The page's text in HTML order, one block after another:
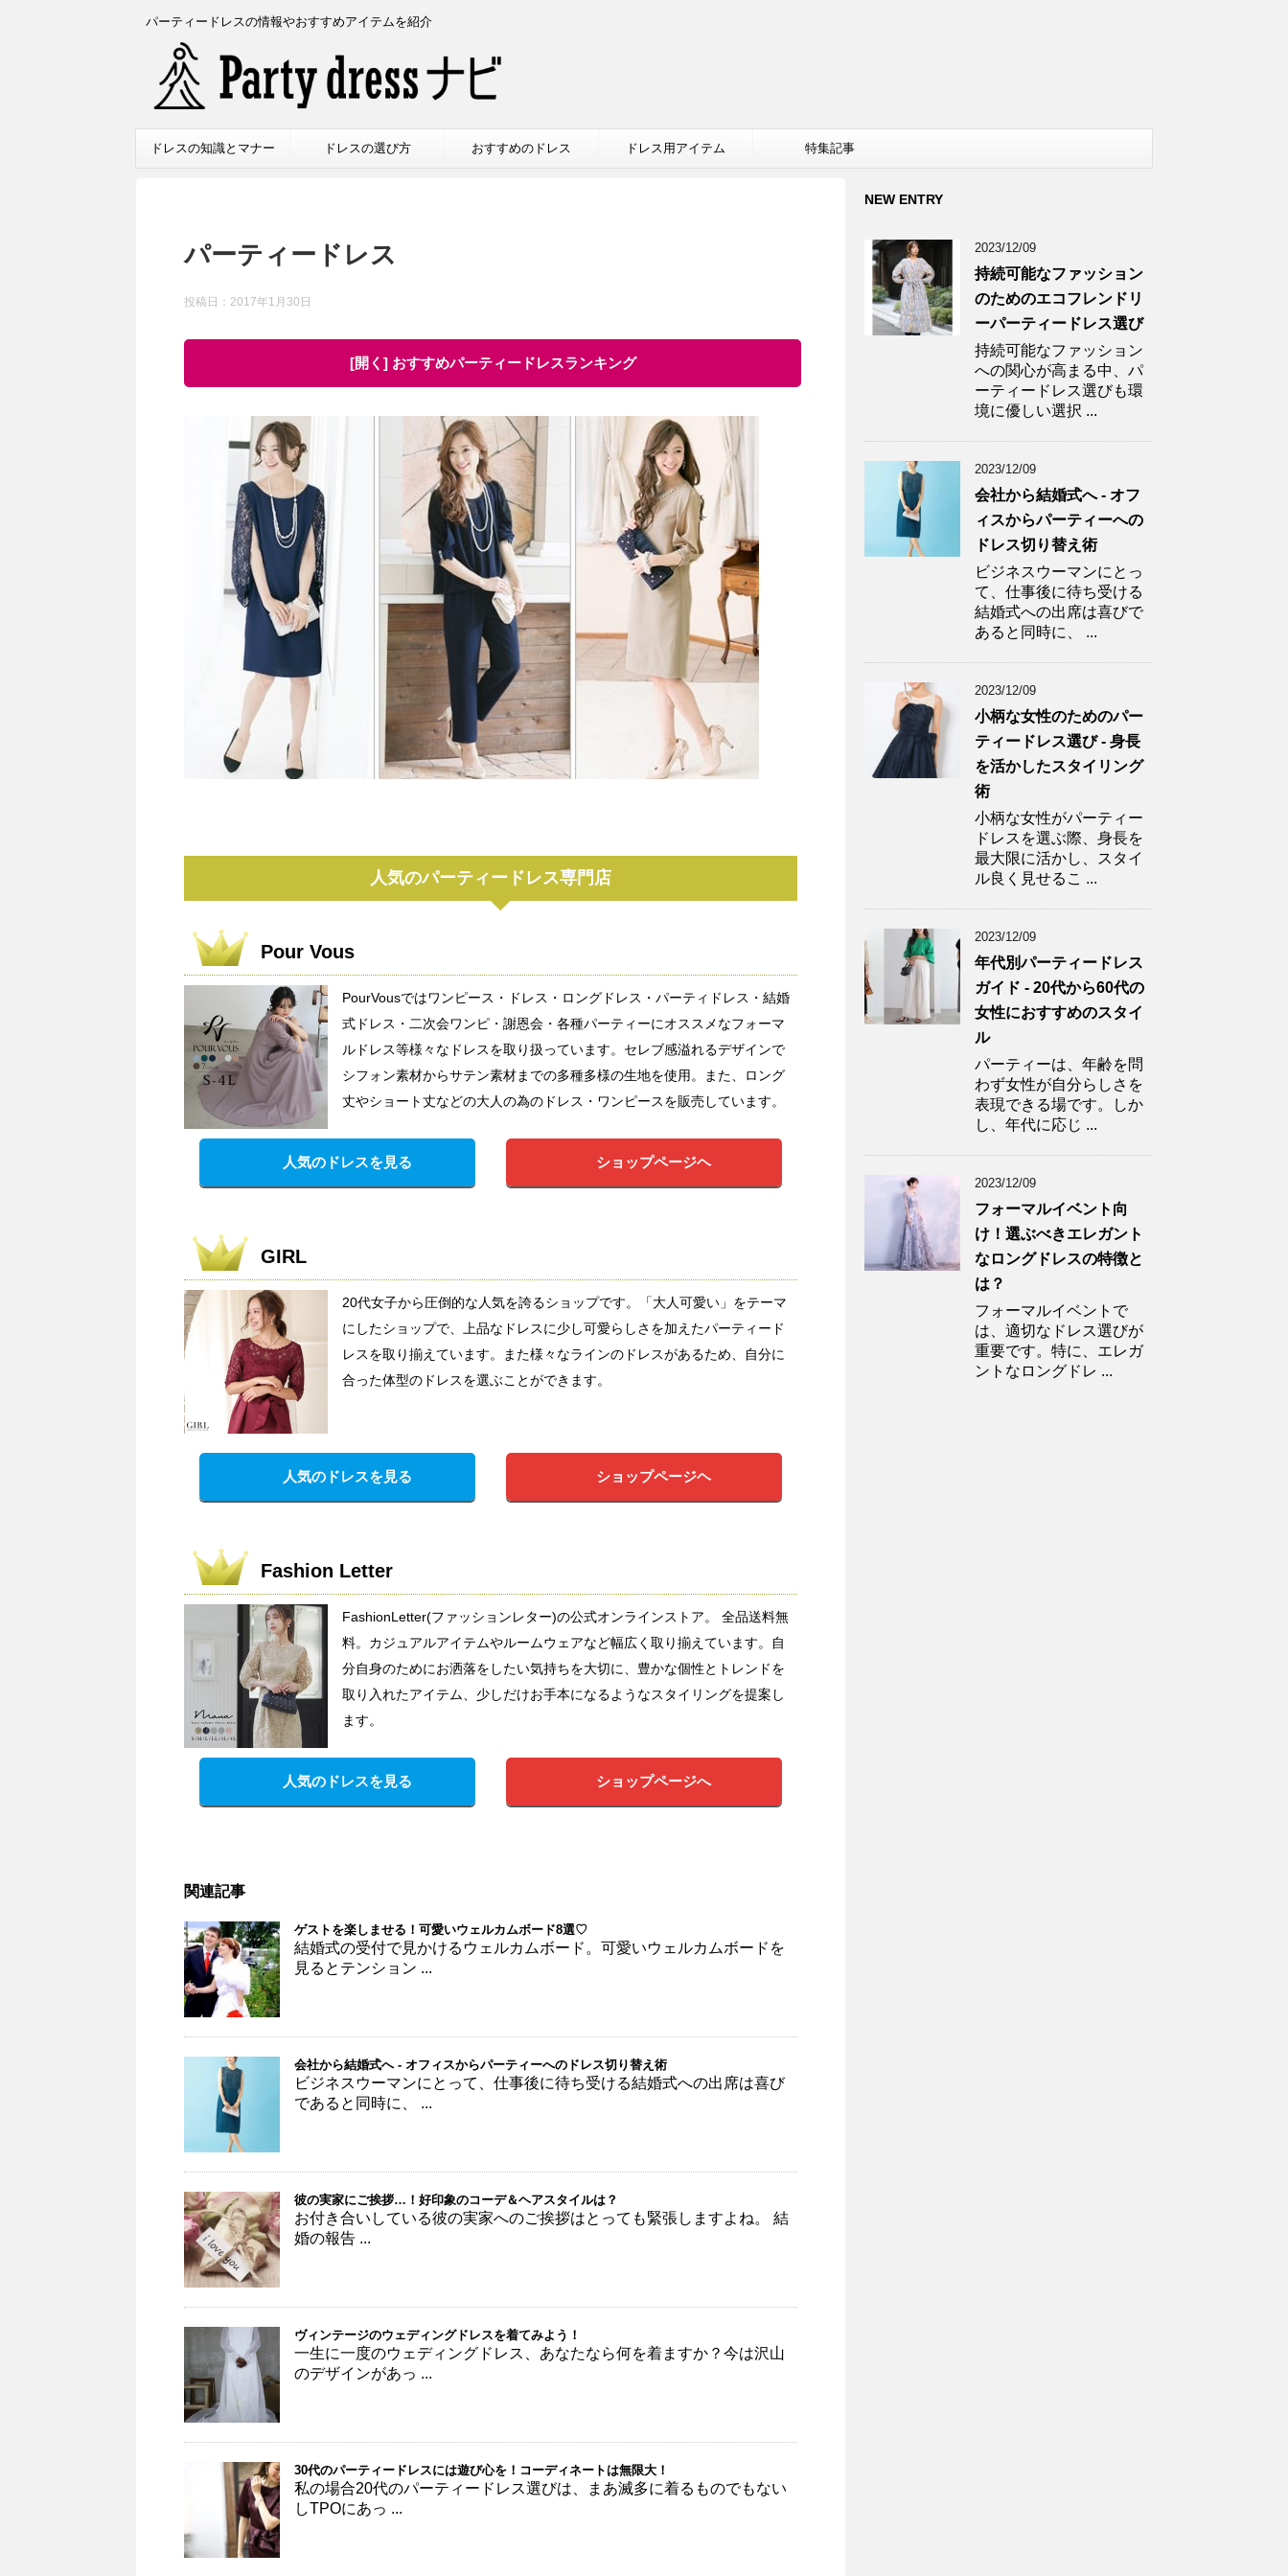
パーティードレスの情報やおすすめアイテムを紹介
ドレスの知識とマナー ドレスの選び方 おすすめのドレス ドレス用アイテム 特集記事
パーティードレス
投稿日： 2017年1月30日
[開く] おすすめパーティードレスランキング
人気のパーティードレス専門店
Pour Vous
PourVousではワンピース・ドレス・ロングドレス・パーティドレス・結婚
式ドレス・二次会ワンピ・謝恩会・各種パーティーにオススメなフォーマ
ルドレス等様々なドレスを取り扱っています。セレブ感溢れるデザインで
シフォン素材からサテン素材までの多種多様の生地を使用。また、ロング
丈やショート丈などの大人の為のドレス・ワンピースを販売しています。
人気のドレスを見る ショップページヘ
GIRL
20代女子から圧倒的な人気を誇るショップです。「大人可愛い」をテーマ
にしたショップで、上品なドレスに少し可愛らしさを加えたパーティード
レスを取り揃えています。また様々なラインのドレスがあるため、自分に
合った体型のドレスを選ぶことができます。
人気のドレスを見る ショップページヘ
Fashion Letter
FashionLetter(ファッションレター)の公式オンラインストア。 全品送料無
料。カジュアルアイテムやルームウェアなど幅広く取り揃えています。自
分自身のためにお洒落をしたい気持ちを大切に、豊かな個性とトレンドを
取り入れたアイテム、少しだけお手本になるようなスタイリングを提案し
ます。
人気のドレスを見る ショップページへ
関連記事
ゲストを楽しませる！可愛いウェルカムボード8選♡
結婚式の受付で見かけるウェルカムボード。可愛いウェルカムボードを
見るとテンション ...
会社から結婚式へ - オフィスからパーティーへのドレス切り替え術
ビジネスウーマンにとって、仕事後に待ち受ける結婚式への出席は喜び
であると同時に、 ...
彼の実家にご挨拶…！好印象のコーデ＆ヘアスタイルは？
お付き合いしている彼の実家へのご挨拶はとっても緊張しますよね。 結
婚の報告 ...
ヴィンテージのウェディングドレスを着てみよう！
一生に一度のウェディングドレス、あなたなら何を着ますか？今は沢山
のデザインがあっ ...
30代のパーティードレスには遊び心を！コーディネートは無限大！
私の場合20代のパーティードレス選びは、まあ滅多に着るものでもない
しTPOにあっ ...
NEW ENTRY
2023/12/09
持続可能なファッション
のためのエコフレンドリ
ーパーティードレス選び
持続可能なファッション
への関心が高まる中、パ
ーティードレス選びも環
境に優しい選択 ...
2023/12/09
会社から結婚式へ - オフ
ィスからパーティーへの
ドレス切り替え術
ビジネスウーマンにとっ
て、仕事後に待ち受ける
結婚式への出席は喜びで
あると同時に、 ...
2023/12/09
小柄な女性のためのパー
ティードレス選び - 身長
を活かしたスタイリング
術
小柄な女性がパーティー
ドレスを選ぶ際、身長を
最大限に活かし、スタイ
ル良く見せるこ ...
2023/12/09
年代別パーティードレス
ガイド - 20代から60代の
女性におすすめのスタイ
ル
パーティーは、年齢を問
わず女性が自分らしさを
表現できる場です。しか
し、年代に応じ ...
2023/12/09
フォーマルイベント向
け！選ぶべきエレガント
なロングドレスの特徴と
は？
フォーマルイベントで
は、適切なドレス選びが
重要です。特に、エレガ
ントなロングドレ ...